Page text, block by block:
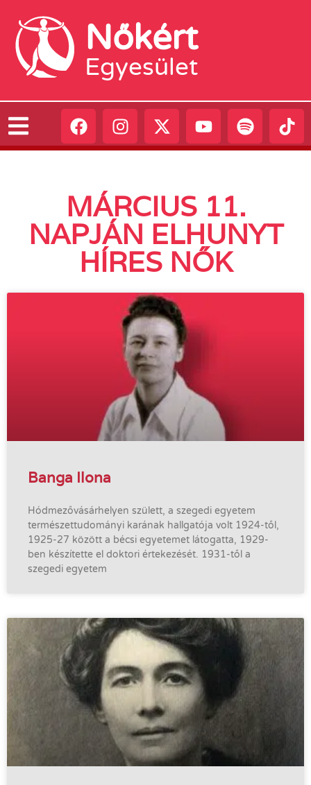
Nőkért
Egyesület
MÁRCIUS 11.
NAPJÁN ELHUNYT
HÍRES NŐK
Banga Ilona
Hódmezővásárhelyen születt, a szegedi egyetem
természettudományi karának hallgatója volt 1924-től,
1925-27 között a bécsi egyetemet látogatta, 1929-
ben készítette el doktori értekezését. 1931-től a
szegedi egyetem